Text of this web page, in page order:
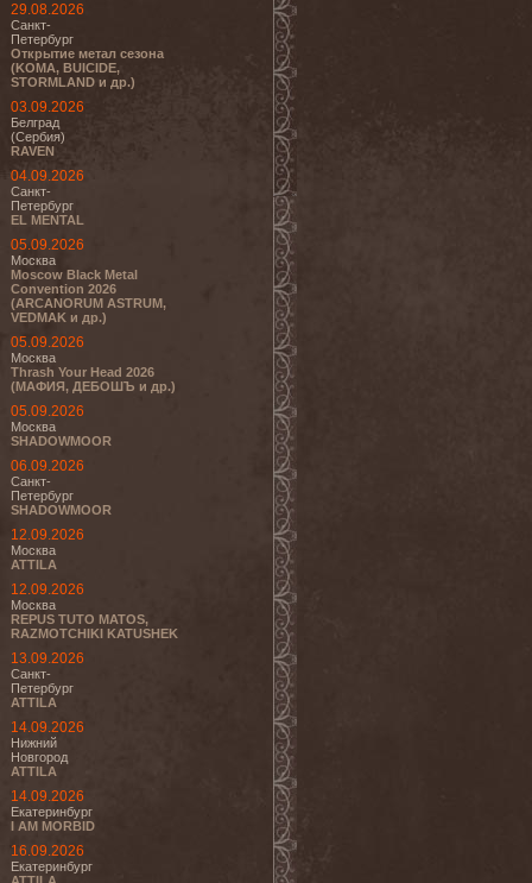
29.08.2026
Санкт-
Петербург
Открытие метал сезона
(KOMA, BUICIDE,
STORMLAND и др.)
03.09.2026
Белград
(Сербия)
RAVEN
04.09.2026
Санкт-
Петербург
EL MENTAL
05.09.2026
Москва
Moscow Black Metal
Convention 2026
(ARCANORUM ASTRUM,
VEDMAK и др.)
05.09.2026
Москва
Thrash Your Head 2026
(МАФИЯ, ДЕБОШЪ и др.)
05.09.2026
Москва
SHADOWMOOR
06.09.2026
Санкт-
Петербург
SHADOWMOOR
12.09.2026
Москва
ATTILA
12.09.2026
Москва
REPUS TUTO MATOS,
RAZMOTCHIKI KATUSHEK
13.09.2026
Санкт-
Петербург
ATTILA
14.09.2026
Нижний
Новгород
ATTILA
14.09.2026
Екатеринбург
I AM MORBID
16.09.2026
Екатеринбург